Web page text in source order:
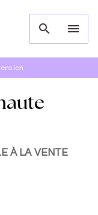
search menu
À LA VENTE